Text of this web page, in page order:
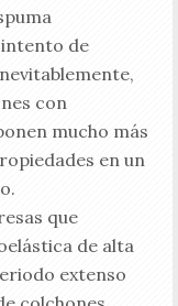
intento de
con
mucho más
en un
que
de alta
extenso